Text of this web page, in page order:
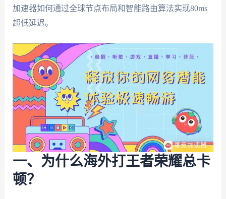
加速器如何通过全球节点布局和智能路由算法实现80ms
超低延迟。
一、为什么海外打王者荣耀总卡
顿？